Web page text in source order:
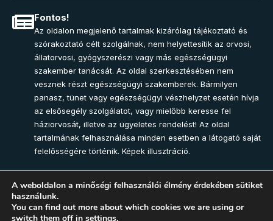
Fontos!
Az oldalon megjelenő tartalmak kizárólag tájékoztató és
szórakoztató célt szolgálnak, nem helyettesítik az orvosi,
állatorvosi, gyógyszerészi vagy más egészségügyi
szakember tanácsát. Az oldal szerkesztésében nem
vesznek részt egészségügyi szakemberek. Bármilyen
panasz, tünet vagy egészségügyi vészhelyzet esetén hívja
az elsősegély szolgálatot, vagy mielőbb keresse fel
háziorvosát, illetve az ügyeletes rendelést! Az oldal
tartalmának felhasználása minden esetben a látogató saját
felelősségére történik. Képek illusztráció.
Join Community
A weboldalon a minőségi felhasználói élmény érdekében sütiket
használunk.
You can find out more about which cookies we are using or
switch them off in settings.